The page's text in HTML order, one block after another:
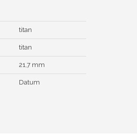
titan
titan
21,7 mm
Datum